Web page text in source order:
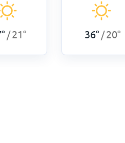
° /21° 36° /20°